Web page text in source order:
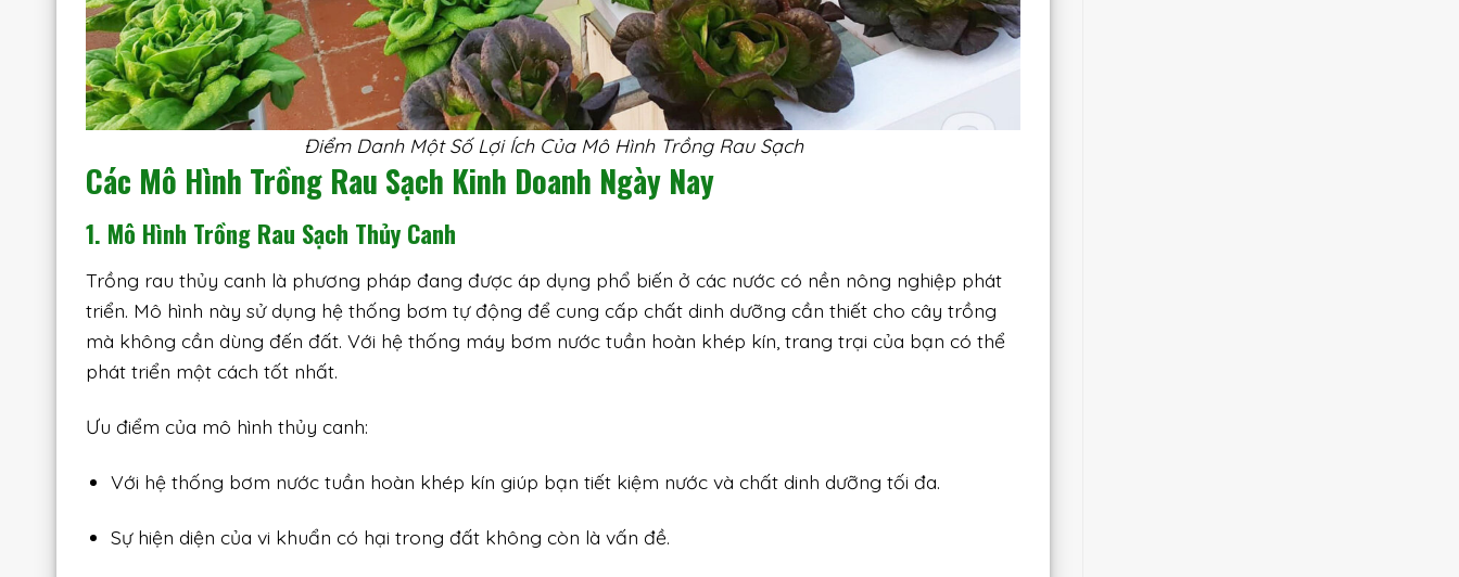
Điểm Danh Một Số Lợi Ích Của Mô Hình Trồng Rau Sạch
Các Mô Hình Trồng Rau Sạch Kinh Doanh Ngày Nay
1. Mô Hình Trồng Rau Sạch Thủy Canh
Trồng rau thủy canh là phương pháp đang được áp dụng phổ biến ở các nước có nền nông nghiệp phát
triển. Mô hình này sử dụng hệ thống bơm tự động để cung cấp chất dinh dưỡng cần thiết cho cây trồng
mà không cần dùng đến đất. Với hệ thống máy bơm nước tuần hoàn khép kín, trang trại của bạn có thể
phát triển một cách tốt nhất.
Ưu điểm của mô hình thủy canh:
Với hệ thống bơm nước tuần hoàn khép kín giúp bạn tiết kiệm nước và chất dinh dưỡng tối đa.
Sự hiện diện của vi khuẩn có hại trong đất không còn là vấn đề.